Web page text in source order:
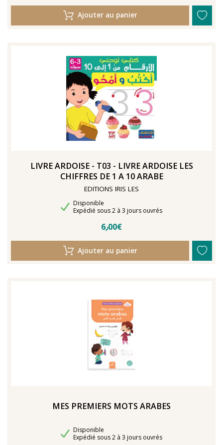
Ajouter au panier
LIVRE ARDOISE - T03 - LIVRE ARDOISE LES
CHIFFRES DE 1 A 10 ARABE
EDITIONS IRIS LES
Disponibilité
Disponible
Délais de livraison
Expédié sous 2 à 3 jours ouvrés
6٫00€
Ajouter au panier
MES PREMIERS MOTS ARABES
Disponibilité
Disponible
Délais de livraison
Expédié sous 2 à 3 jours ouvrés